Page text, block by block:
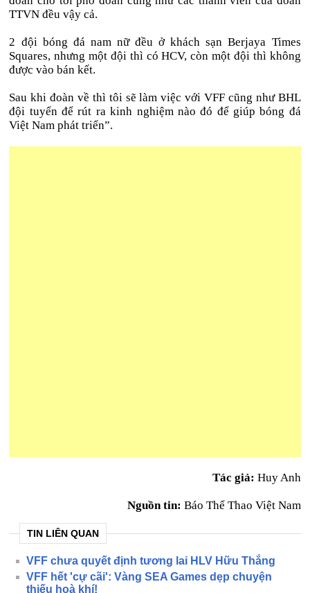
TTVN đều vậy cả.
2 đội bóng đá nam nữ đều ở khách sạn Berjaya Times
Squares, nhưng một đội thì có HCV, còn một đội thì không
được vào bán kết.
Sau khi đoàn về thì tôi sẽ làm việc với VFF cũng như BHL
đội tuyển để rút ra kinh nghiệm nào đó để giúp bóng đá
Việt Nam phát triển”.
Tác giả: Huy Anh
Nguồn tin: Báo Thể Thao Việt Nam
TIN LIÊN QUAN
VFF chưa quyết định tương lai HLV Hữu Thắng
VFF hết 'cự cãi': Vàng SEA Games dẹp chuyện
thiếu hoà khí!